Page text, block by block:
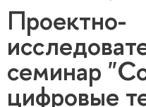
Проектно-
семинар
цифровые